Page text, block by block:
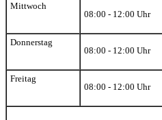
Mittwoch
08:00 - 12:00 Uhr
Donnerstag
08:00 - 12:00 Uhr
Freitag
08:00 - 12:00 Uhr